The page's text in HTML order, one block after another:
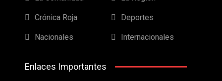
Crónica Roja Deportes
Nacionales Internacionales
Enlaces Importantes